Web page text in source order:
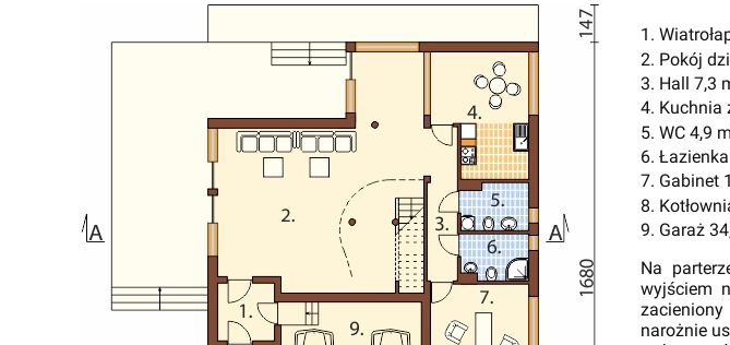
1.
2. Pokój
3. Hall 7,3
4. Kuchnia
5. WC 4,9 m
6.
7. Gabinet
8.
9. Garaż
Na
wyjściem
narożnie